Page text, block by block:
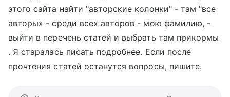
этого сайта найти "авторские колонки" - там "все
авторы» - среди всех авторов - мою фамилию, -
выйти в перечень статей и выбрать там прикормы
. Я старалась писать подробнее. Если после
прочтения статей останутся вопросы, пишите.